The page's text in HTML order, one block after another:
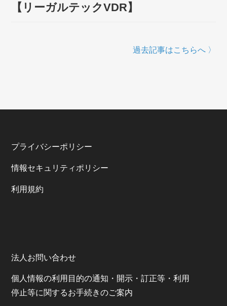
【リーガルテックVDR】
過去記事はこちらへ 〉
プライバシーポリシー
情報セキュリティポリシー
利⽤規約
法人お問い合わせ
個⼈情報の利⽤⽬的の通知・開⽰・訂正等・利⽤
停⽌等に関するお⼿続きのご案内